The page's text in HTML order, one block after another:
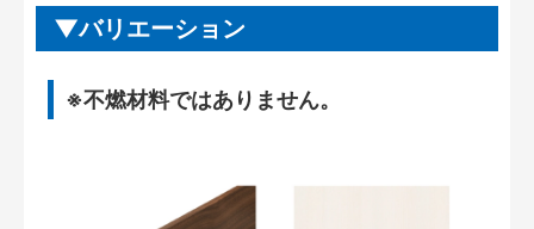
バリエーション
※不燃材料ではありません。